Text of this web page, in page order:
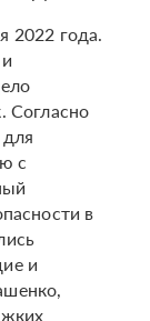
2022 года.
Согласно
с
в
и